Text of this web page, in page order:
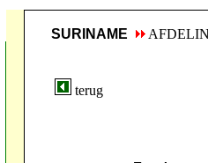
SURINAME
terug